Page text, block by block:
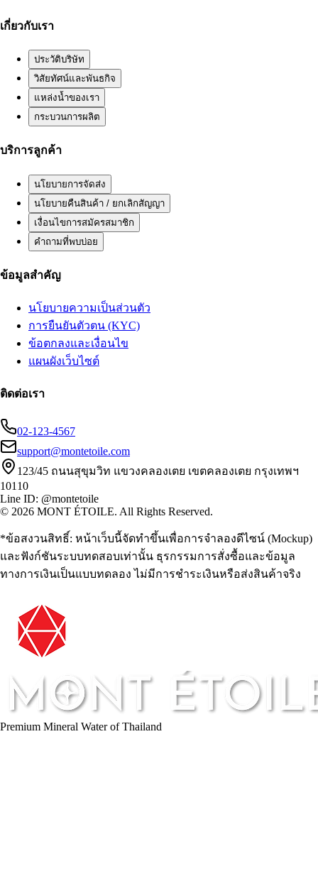
เกี่ยวกับเรา
ประวัติบริษัท
วิสัยทัศน์และพันธกิจ
แหล่งน้ำของเรา
กระบวนการผลิต
บริการลูกค้า
นโยบายการจัดส่ง
นโยบายคืนสินค้า / ยกเลิกสัญญา
เงื่อนไขการสมัครสมาชิก
คำถามที่พบบ่อย
ข้อมูลสำคัญ
นโยบายความเป็นส่วนตัว
การยืนยันตัวตน (KYC)
ข้อตกลงและเงื่อนไข
แผนผังเว็บไซต์
ติดต่อเรา
02-123-4567
support@montetoile.com
123/45 ถนนสุขุมวิท แขวงคลองเตย เขตคลองเตย กรุงเทพฯ
10110
Line ID: @montetoile
© 2026 MONT ÉTOILE. All Rights Reserved.
*ข้อสงวนสิทธิ์: หน้าเว็บนี้จัดทำขึ้นเพื่อการจำลองดีไซน์ (Mockup)
และฟังก์ชันระบบทดสอบเท่านั้น ธุรกรรมการสั่งซื้อและข้อมูล
ทางการเงินเป็นแบบทดลอง ไม่มีการชำระเงินหรือส่งสินค้าจริง
Premium Mineral Water of Thailand